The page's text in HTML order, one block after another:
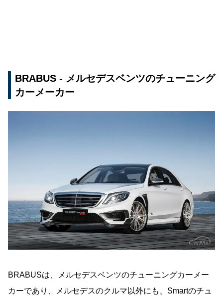
BRABUS - メルセデスベンツのチューニング
カーメーカー
BRABUSは、メルセデスベンツのチューニングカーメー
カーであり、メルセデスのクルマ以外にも、Smartのチュ